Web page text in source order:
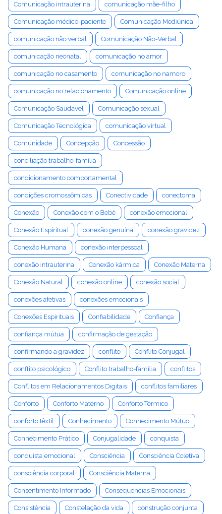
Comunicação intrauterina comunicação mãe-filho
Comunicação médico-paciente Comunicação Mediúnica
comunicação não verbal Comunicação Não-Verbal
comunicação neonatal comunicação no amor
comunicação no casamento comunicação no namoro
comunicação no relacionamento Comunicação online
Comunicação Saudável Comunicação sexual
Comunicação Tecnológica comunicação virtual
Comunidade Concepção Concessão
conciliação trabalho-família
condicionamento comportamental
condições cromossômicas Conectividade conectoma
Conexão Conexão com o Bebê conexão emocional
Conexão Espiritual conexão genuína conexão gravidez
Conexão Humana conexão interpessoal
conexão intrauterina Conexão kármica Conexão Materna
Conexão Natural conexão online conexão social
conexões afetivas conexões emocionais
Conexões Espirituais Confiabilidade Confiança
confiança mútua confirmação de gestação
confirmando a gravidez conflito Conflito Conjugal
conflito psicológico Conflito trabalho-família conflitos
Conflitos em Relacionamentos Digitais conflitos familiares
Conforto Conforto Materno Conforto Térmico
conforto têxtil Conhecimento Conhecimento Mútuo
Conhecimento Prático Conjugalidade conquista
conquista emocional Consciência Consciência Coletiva
consciência corporal Consciência Materna
Consentimento Informado Consequências Emocionais
Consistência Constelação da vida construção conjunta